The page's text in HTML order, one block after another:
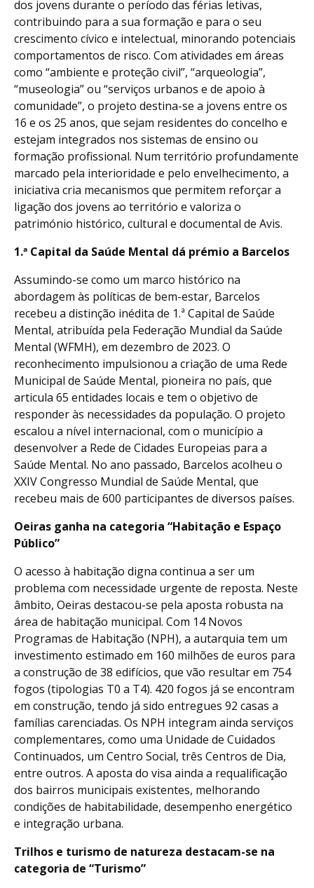
dos jovens durante o período das férias letivas,
contribuindo para a sua formação e para o seu
crescimento cívico e intelectual, minorando potenciais
comportamentos de risco. Com atividades em áreas
como “ambiente e proteção civil”, “arqueologia”,
“museologia” ou “serviços urbanos e de apoio à
comunidade”, o projeto destina-se a jovens entre os
16 e os 25 anos, que sejam residentes do concelho e
estejam integrados nos sistemas de ensino ou
formação profissional. Num território profundamente
marcado pela interioridade e pelo envelhecimento, a
iniciativa cria mecanismos que permitem reforçar a
ligação dos jovens ao território e valoriza o
património histórico, cultural e documental de Avis.
1.ª Capital da Saúde Mental dá prémio a Barcelos
Assumindo-se como um marco histórico na
abordagem às políticas de bem-estar, Barcelos
recebeu a distinção inédita de 1.ª Capital de Saúde
Mental, atribuída pela Federação Mundial da Saúde
Mental (WFMH), em dezembro de 2023. O
reconhecimento impulsionou a criação de uma Rede
Municipal de Saúde Mental, pioneira no país, que
articula 65 entidades locais e tem o objetivo de
responder às necessidades da população. O projeto
escalou a nível internacional, com o município a
desenvolver a Rede de Cidades Europeias para a
Saúde Mental. No ano passado, Barcelos acolheu o
XXIV Congresso Mundial de Saúde Mental, que
recebeu mais de 600 participantes de diversos países.
Oeiras ganha na categoria “Habitação e Espaço
Público”
O acesso à habitação digna continua a ser um
problema com necessidade urgente de reposta. Neste
âmbito, Oeiras destacou-se pela aposta robusta na
área de habitação municipal. Com 14 Novos
Programas de Habitação (NPH), a autarquia tem um
investimento estimado em 160 milhões de euros para
a construção de 38 edifícios, que vão resultar em 754
fogos (tipologias T0 a T4). 420 fogos já se encontram
em construção, tendo já sido entregues 92 casas a
famílias carenciadas. Os NPH integram ainda serviços
complementares, como uma Unidade de Cuidados
Continuados, um Centro Social, três Centros de Dia,
entre outros. A aposta do visa ainda a requalificação
dos bairros municipais existentes, melhorando
condições de habitabilidade, desempenho energético
e integração urbana.
Trilhos e turismo de natureza destacam-se na
categoria de “Turismo”